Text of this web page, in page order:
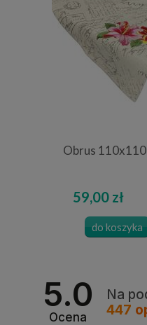
Obrus
59,00 zł
do koszyka
5.0
Ocena
Na
447